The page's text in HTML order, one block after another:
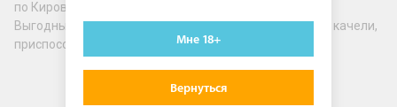
по Киров
Выгодные цены на товары из категории Секс-мебель, качели,
приспособления в Киров
Мне 18+
Вернуться